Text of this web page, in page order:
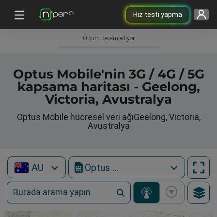
Hız testi yapma
Ölçüm devam ediyor
Optus Mobile'nin 3G / 4G / 5G
kapsama haritası - Geelong,
Victoria, Avustralya
Optus Mobile hücresel veri ağıGeelong, Victoria,
Avustralya
AU Optus Mobile